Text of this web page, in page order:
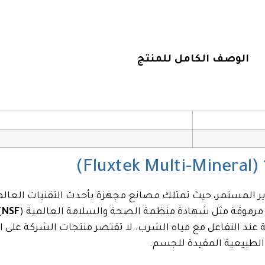
الوصف الكامل للمنتج
المستمر، حيث تمتلك مصانع مجهزة بأحدث التقنيات
مثل شهادة منظمة الصحة والسلامة العالمية (NSF
التفاعل مع مياه الشرب. لا تقتصر منتجات الشركة على
الطبيعية المفيدة للجسم.